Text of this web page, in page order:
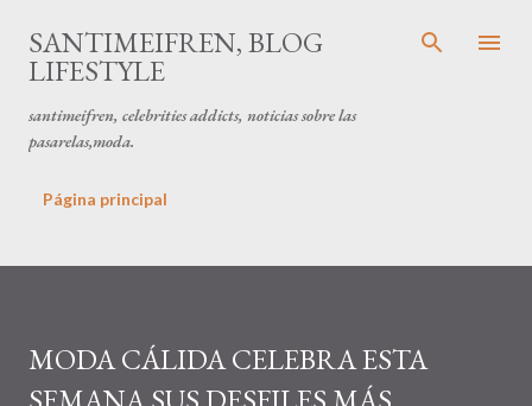
Ir al contenido principal
SANTIMEIFREN, BLOG
LIFESTYLE
santimeifren, celebrities addicts, noticias sobre las
pasarelas,moda.
Página principal
MODA CÁLIDA CELEBRA ESTA